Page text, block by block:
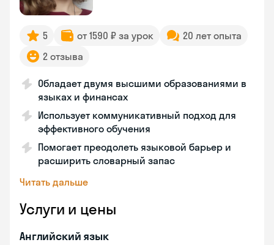
5 от 1590 ₽ за урок
20 лет опыта
2 отзыва
Обладает двумя высшими образованиями в
языках и финансах
Использует коммуникативный подход для
эффективного обучения
Помогает преодолеть языковой барьер и
расширить словарный запас
Читать дальше
Услуги и цены
Английский язык